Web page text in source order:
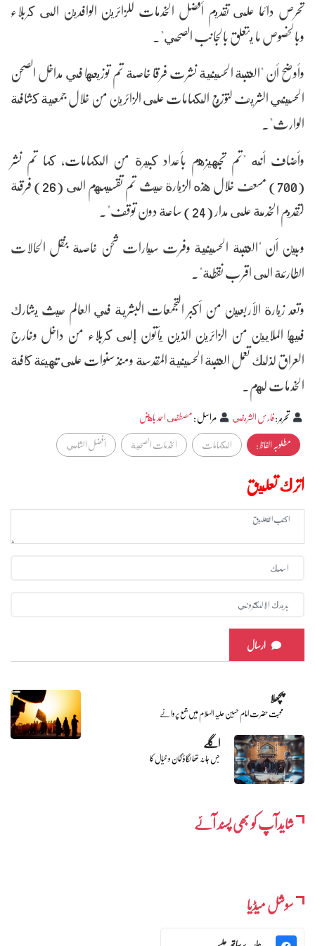
تحرص دائما على تقديم أفضل الخدمات للزائرين الوافدين الى كربلاء
وبالخصوص ما يتعلق بالجانب الصحي".
وأوضح أن "العتبة الحسينية نشرت فرقا خاصة تم توزيعها في مداخل الصحن
الحسيني الشريف لتوزيع الكمامات على الزائرين من خلال جمعية كشافة
الوارث".
وأضاف أنه "تم تجهيزهم بأعداد كبيرة من الكمامات، كما تم نشر
(700) مسعف خلال هذه الزيارة حيث تم تقسيمهم الى (26) فرقة
لتقديم الخدمة على مدار (24) ساعة دون توقف".
وبين أن "العتبة الحسينية وفرت سيارات شحن خاصة بنقل الحالات
الطارئة الى اقرب نقطة".
وتعد زيارة الأربعين من أكبر التجمعات البشرية في العالم حيث يشارك
فيها الملايين من الزائرين الذين يأتون إلى كربلاء من داخل وخارج
العراق لذلك تعمل العتبة الحسينية المقدسة ومنذ سنوات على تهيئة كافة
الخدمات لهم.
تحرير:فارس الشريفي مراسل:مصطفى احمد باهض
مطلوبہ الفاظ :
الكمامات الخدمات الصحية أفضل الشامي
اترك تعليق
ارسال
پچھلا
محبت حضرت امام حسین علیہ السلام میں جمع پروانے
اگلے
جس جا نہ تھا لگاؤ گمان و خیال کا​
شایدآپ کو بھی پسند آئے
سوشل میڈیا